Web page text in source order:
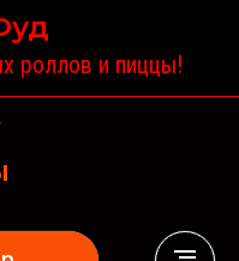
роллов и пиццы!